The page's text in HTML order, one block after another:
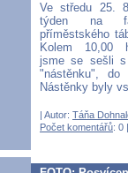
Ve středu 25.
týden na
příměstského
Kolem 10,00
jsme se sešli
"nástěnku",
Nástěnky byly
| Autor: Táňa
Počet komentářů: 0